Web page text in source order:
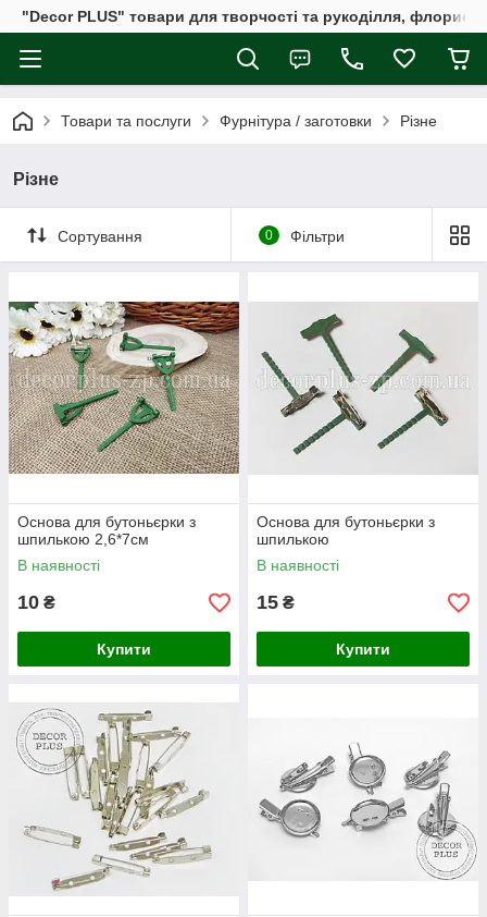
"Decor PLUS" товари для творчості та рукоділля,
Товари та послуги Фурнітура / заготовки Різне
Різне
Сортування 0 Фільтри
Основа для бутоньєрки з
шпилькою 2,6*7см
В наявності
10 ₴
Купити
Основа для бутоньєрки з
шпилькою
В наявності
15 ₴
Купити